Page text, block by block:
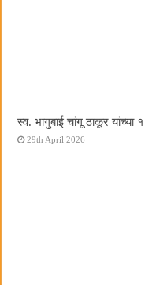
स्व. भागुबाई चांगू ठाकूर यांच्या
29th April 2026